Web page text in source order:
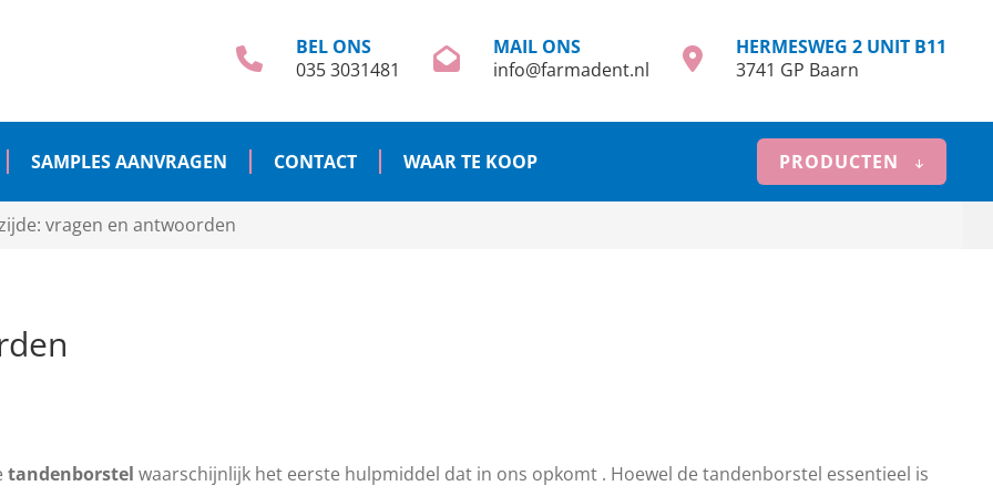
BEL ONS
035 3031481
MAIL ONS
info@farmadent.nl
HERMESWEG 2 UNIT B11
3741 GP Baarn
SAMPLES AANVRAGEN CONTACT WAAR TE KOOP PRODUCTEN
vragen en antwoorden
tandenborstel waarschijnlijk het eerste hulpmiddel dat in ons opkomt . Hoewel de tandenborstel essentieel is